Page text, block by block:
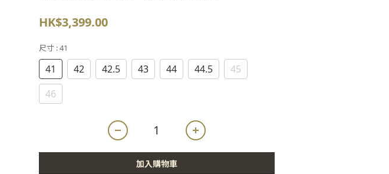
HK$3,399.00
尺寸 : 41
41 42 42.5 43 44 44.5
45
46
加入購物車